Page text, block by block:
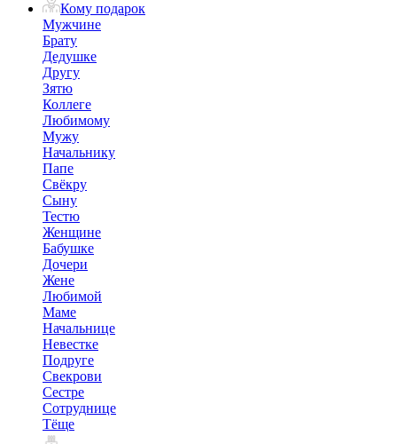
Кому подарок
Мужчине
Брату
Дедушке
Другу
Зятю
Коллеге
Любимому
Мужу
Начальнику
Папе
Свёкру
Сыну
Тестю
Женщине
Бабушке
Дочери
Жене
Любимой
Маме
Начальнице
Невестке
Подруге
Свекрови
Сестре
Сотруднице
Тёще